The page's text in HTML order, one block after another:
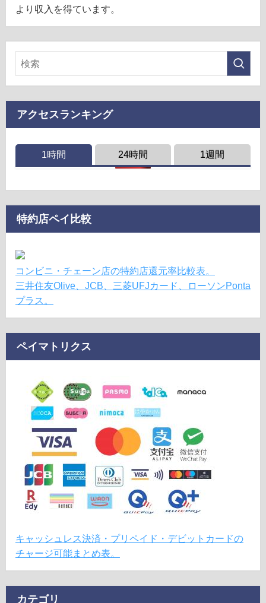
より収入を得ています。
アクセスランキング
1時間 24時間 1週間
特約店ペイ比較
コンビニ・チェーン店の特約店還元率比較表。
三井住友Olive、JCB、三菱UFJカード、ローソンPonta
プラス。
ペイマトリクス
キャッシュレス決済・プリペイド・デビットカードの
チャージ可能まとめ表。
カテゴリ